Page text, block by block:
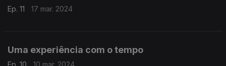
Ep. 11 17 mar. 2024
Uma experiência com o tempo
Ep. 10 10 mar. 2024